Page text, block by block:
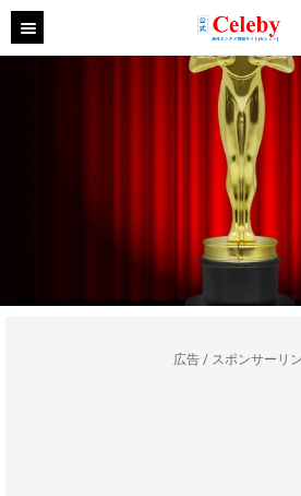
広告 / スポンサーリ